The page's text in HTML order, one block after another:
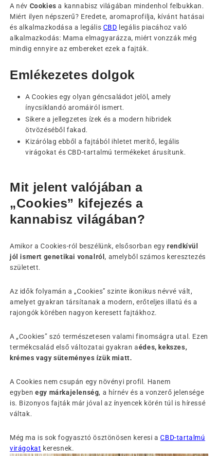
A név Cookies a kannabisz világában mindenhol felbukkan.
Miért ilyen népszerű? Eredete, aromaprofilja, kívánt hatásai
és alkalmazkodása a legális CBD legális piacához való
alkalmazkodás: Mama elmagyarázza, miért vonzzák még
mindig ennyire az embereket ezek a fajták.
Emlékezetes dolgok
A Cookies egy olyan géncsaládot jelöl, amely
ínycsiklandó aromáiról ismert.
Sikere a jellegzetes ízek és a modern hibridek
ötvözéséből fakad.
Kizárólag ebből a fajtából ihletet merítő, legális
virágokat és CBD-tartalmú termékeket árusítunk.
Mit jelent valójában a
„Cookies” kifejezés a
kannabisz világában?
Amikor a Cookies-ról beszélünk, elsősorban egyrendkívül
jól ismert genetikai vonalról, amelyből számos keresztezés
született.
Az idők folyamán a „Cookies” szinte ikonikus névvé vált,
amelyet gyakran társítanak a modern, erőteljes illatú és a
rajongók körében nagyon keresett fajtákhoz.
A „Cookies” szó természetesen valami finomságra utal. Ezen
termékcsalád első változatai gyakran aédes, kekszes,
krémes vagy süteményes ízük miatt.
A Cookies nem csupán egy növényi profil. Hanem
egybenegy márkajelenség, a hírnév és a vonzerő jelensége
is. Bizonyos fajták már jóval az ínyencek körén túl is híressé
váltak.
Még ma is sok fogyasztó ösztönösen keresi aCBD-tartalmú
virágokat keresnek.